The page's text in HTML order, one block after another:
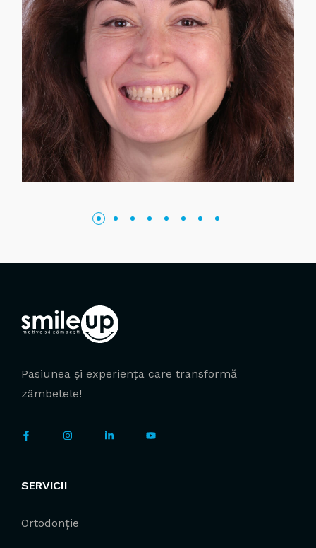
Pasiunea și experiența care transformă
zâmbetele!
SERVICII
Ortodonție